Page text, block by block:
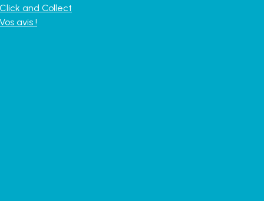
Click and Collect
Vos avis !